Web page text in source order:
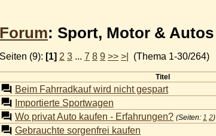
Forum: Sport, Motor & Autos
Seiten (9): [1] 2 3 ... 7 8 9 >> >| (Thema 1-30/264)
Titel
Beim Fahrradkauf wird nicht gespart
Importierte Sportwagen
Wo privat Auto kaufen - Erfahrungen? (Seiten: 1 2)
Gebrauchte sorgenfrei kaufen